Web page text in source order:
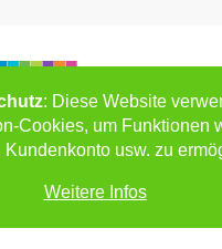
: Diese Website
Cookies, um Funktionen
Kundenkonto usw. zu
Weitere Infos